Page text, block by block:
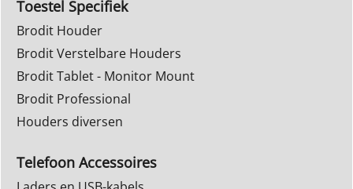
Toestel Specifiek
Brodit Houder
Brodit Verstelbare Houders
Brodit Tablet - Monitor Mount
Brodit Professional
Houders diversen
Telefoon Accessoires